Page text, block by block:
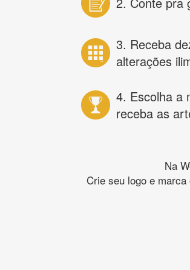
3. Receba
alterações
4. Escolha a
receba as
Na
Crie seu logo e